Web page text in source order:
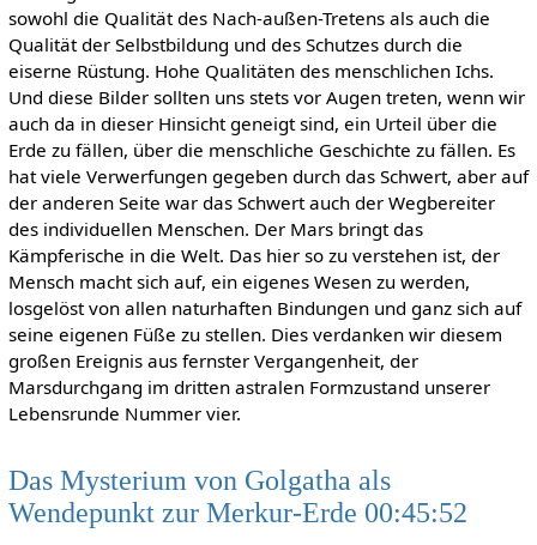
sowohl die Qualität des Nach-außen-Tretens als auch die
Qualität der Selbstbildung und des Schutzes durch die
eiserne Rüstung. Hohe Qualitäten des menschlichen Ichs.
Und diese Bilder sollten uns stets vor Augen treten, wenn wir
auch da in dieser Hinsicht geneigt sind, ein Urteil über die
Erde zu fällen, über die menschliche Geschichte zu fällen. Es
hat viele Verwerfungen gegeben durch das Schwert, aber auf
der anderen Seite war das Schwert auch der Wegbereiter
des individuellen Menschen. Der Mars bringt das
Kämpferische in die Welt. Das hier so zu verstehen ist, der
Mensch macht sich auf, ein eigenes Wesen zu werden,
losgelöst von allen naturhaften Bindungen und ganz sich auf
seine eigenen Füße zu stellen. Dies verdanken wir diesem
großen Ereignis aus fernster Vergangenheit, der
Marsdurchgang im dritten astralen Formzustand unserer
Lebensrunde Nummer vier.
Das Mysterium von Golgatha als
Wendepunkt zur Merkur-Erde 00:45:52